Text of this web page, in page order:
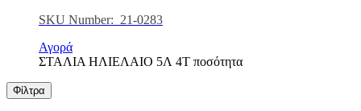
SKU Number: 21-0283
Αγορά
ΣΤΑΛΙΑ ΗΛΙΕΛΑΙΟ 5Λ 4Τ ποσότητα
Φίλτρα